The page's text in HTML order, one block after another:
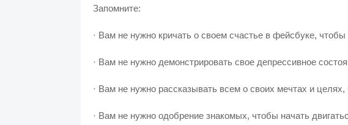
Запомните:
· Вам не нужно кричать о своем счастье в фейсбуке,
· Вам не нужно демонстрировать свое депрессивное
· Вам не нужно рассказывать всем о своих мечтах и
· Вам не нужно одобрение знакомых, чтобы начать